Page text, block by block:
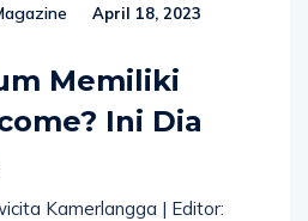
April 18, 2023
Memiliki
Ini Dia
Kamerlangga | Editor: